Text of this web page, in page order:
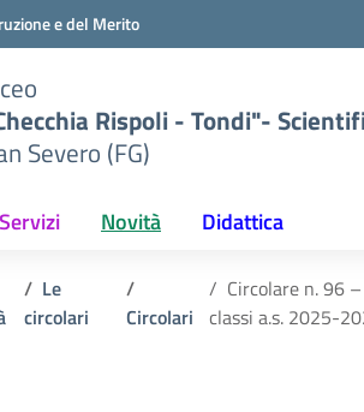
e del Merito
Rispoli - Tondi"-
Severo (FG)
Servizi Novità Didattica
Le
circolari
Circolari
Circolare n. 96
classi a.s. 2025-